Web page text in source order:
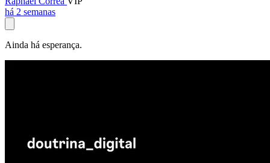
há 2 semanas
Ainda há esperança.